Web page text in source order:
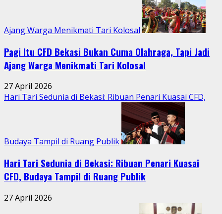
Ajang Warga Menikmati Tari Kolosal
Pagi Itu CFD Bekasi Bukan Cuma Olahraga, Tapi Jadi
Ajang Warga Menikmati Tari Kolosal
27 April 2026
Hari Tari Sedunia di Bekasi: Ribuan Penari Kuasai CFD,
Budaya Tampil di Ruang Publik
Hari Tari Sedunia di Bekasi: Ribuan Penari Kuasai
CFD, Budaya Tampil di Ruang Publik
27 April 2026